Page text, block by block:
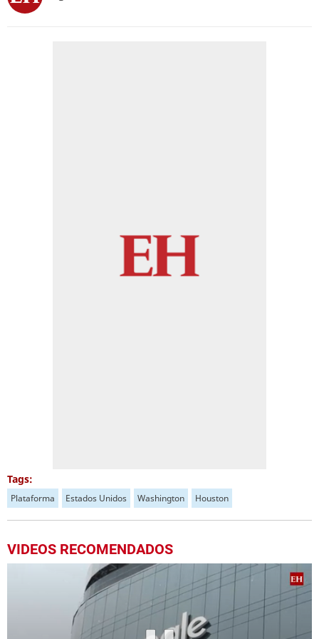
Tags:
Plataforma Estados Unidos Washington Houston
VIDEOS RECOMENDADOS